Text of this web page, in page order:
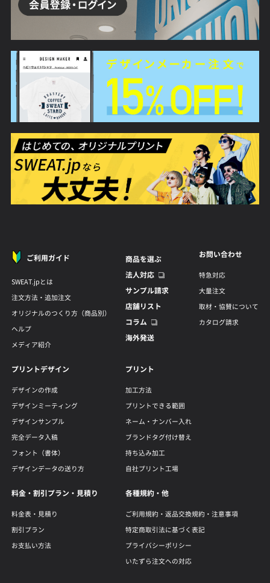
ご利用ガイド
SWEAT.jpとは
注文方法・追加注文
オリジナルのつくり方（商品別）
ヘルプ
メディア紹介
商品を選ぶ
法人対応
サンプル請求
店舗リスト
コラム
海外発送
お問い合わせ
特急対応
大量注文
取材・協賛について
カタログ請求
プリントデザイン
デザインの作成
デザインミーティング
デザインサンプル
完全データ入稿
フォント（書体）
デザインデータの送り方
プリント
加工方法
プリントできる範囲
ネーム・ナンバー入れ
ブランドタグ付け替え
持ち込み加工
自社プリント工場
料金・割引プラン・見積り
料金表・見積り
割引プラン
お支払い方法
各種規約・他
ご利用規約・返品交換規約・注意事項
特定商取引法に基づく表記
プライバシーポリシー
いたずら注文への対応